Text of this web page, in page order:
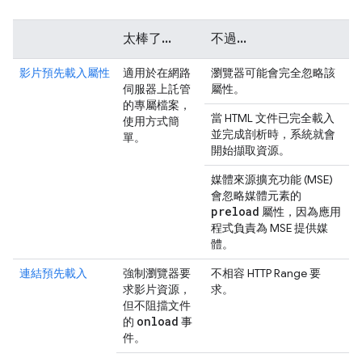
太棒了... 不過...
影片預先載入屬性
適用於在網路
伺服器上託管
的專屬檔案，
使用方式簡
單。
瀏覽器可能會完全忽略該
屬性。
當 HTML 文件已完全載入
並完成剖析時，系統就會
開始擷取資源。
媒體來源擴充功能 (MSE)
會忽略媒體元素的
preload 屬性，因為應用
程式負責為 MSE 提供媒
體。
連結預先載入
強制瀏覽器要
求影片資源，
但不阻擋文件
的 onload 事
件。
不相容 HTTP Range 要
求。